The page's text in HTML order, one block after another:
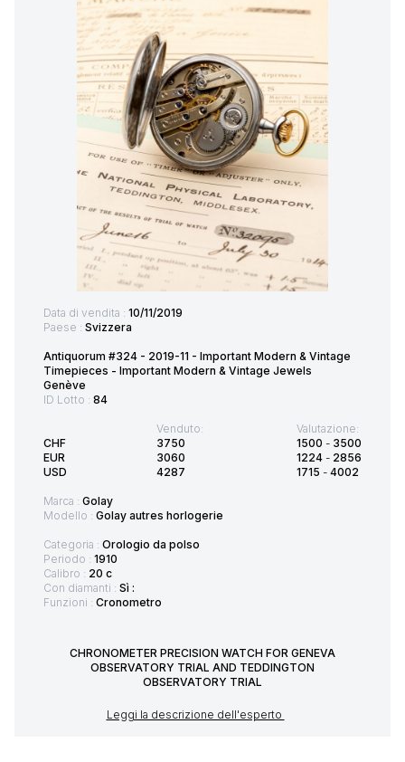
Data di vendita : 10/11/2019
Paese : Svizzera
Antiquorum #324 - 2019-11 - Important Modern & Vintage
Timepieces - Important Modern & Vintage Jewels
Genève
ID Lotto : 84
CHF
EUR
USD
Venduto:
3750
3060
4287
Valutazione:
1500 - 3500
1224 - 2856
1715 - 4002
Marca : Golay
Modello : Golay autres horlogerie
Categoria : Orologio da polso
Periodo : 1910
Calibro : 20 c
Con diamanti : Sì :
Funzioni : Cronometro
CHRONOMETER PRECISION WATCH FOR GENEVA
OBSERVATORY TRIAL AND TEDDINGTON
OBSERVATORY TRIAL
Leggi la descrizione dell'esperto